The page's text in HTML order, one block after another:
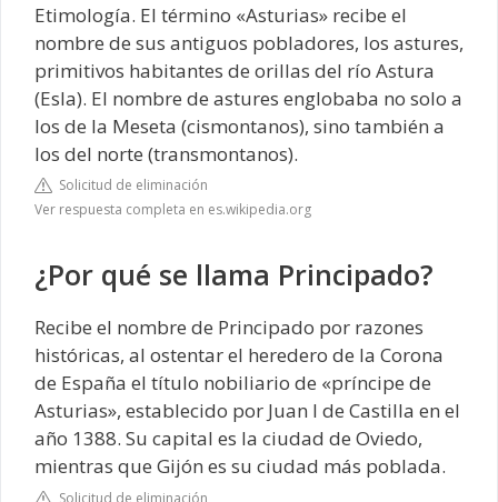
Etimología. El término «Asturias» recibe el
nombre de sus antiguos pobladores, los astures,
primitivos habitantes de orillas del río Astura
(Esla). El nombre de astures englobaba no solo a
los de la Meseta (cismontanos), sino también a
los del norte (transmontanos).
Solicitud de eliminación
Ver respuesta completa en es.wikipedia.org
¿Por qué se llama Principado?
Recibe el nombre de Principado por razones
históricas, al ostentar el heredero de la Corona
de España el título nobiliario de «príncipe de
Asturias», establecido por Juan I de Castilla en el
año 1388. Su capital es la ciudad de Oviedo,
mientras que Gijón es su ciudad más poblada.
Solicitud de eliminación